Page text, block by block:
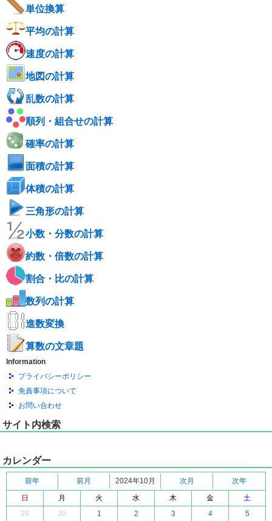
単位換算
平均の計算
速度の計算
地図の計算
乱数の計算
順列・組合せの計算
確率の計算
面積の計算
体積の計算
三角形の計算
小数・分数の計算
約数・倍数の計算
割合・比の計算
数列の計算
進数変換
算数の文章題
Information
プライバシーポリシー
免責事項について
お問い合わせ
サイト内検索
カレンダー
前年 前月 2024年10月 次月
次年
日
月 火 水 木 金
土
29
30 1 2 3 4 5